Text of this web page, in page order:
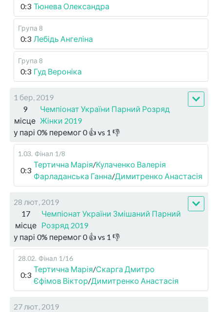
0:3 Тюнева Олександра
Група 8
0:3 Лебідь Ангеліна
Група 8
0:3 Гуд Вероніка
1 бер, 2019
9
місце
Чемпіонат України Парний Розряд
Жінки 2019
у парі 0% перемог0👍 vs 1 👎
1.03. Фінал 1/8
0:3
Тертична Марія/Кулаченко Валерія
Фарладанська Ганна/Димитренко Анастасія
28 лют, 2019
17
місце
Чемпіонат України Змішаний Парний
Розряд 2019
у парі 0% перемог0👍 vs 1 👎
28.02. Фінал 1/16
0:3
Тертична Марія/Скарга Дмитро
Єфімов Віктор/Димитренко Анастасія
27 лют, 2019